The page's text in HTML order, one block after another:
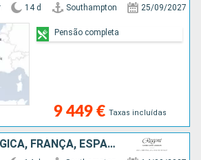
14 d Southampton 25/09/2027
9 449 € Taxas incluídas
Pensão completa
REINO UNIDO, BÉLGICA, FRANÇA, ESPANHA, PORTUGAL